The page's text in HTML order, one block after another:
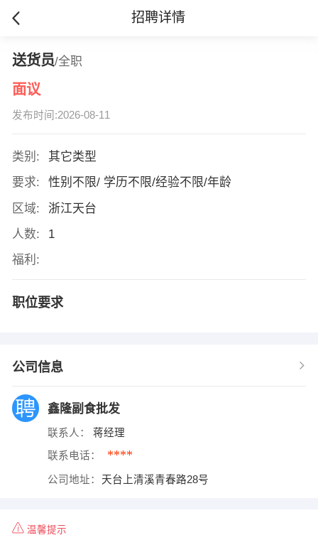
招聘详情
送货员/全职
面议
发布时间:2026-08-11
类别:
其它类型
要求:
性别不限/ 学历不限/经验不限/年龄
区域:
浙江天台
人数:
1
福利:
职位要求
公司信息
鑫隆副食批发
联系人： 蒋经理
联系电话： ****
公司地址： 天台上清溪青春路28号
温馨提示